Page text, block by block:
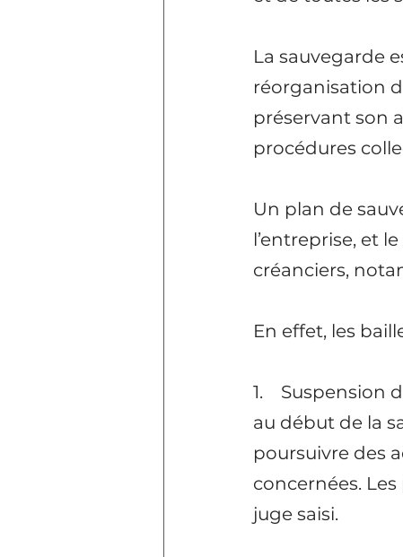
La sauvegarde
réorganisation
préservant son
procédures
Un plan de
l’entreprise, et
créanciers,
En effet, les
1.
au début de la
poursuivre des
concernées.
juge saisi.